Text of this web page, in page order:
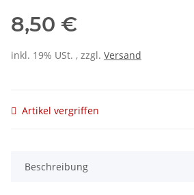
8,50 €
inkl. 19% USt. , zzgl. Versand
Artikel vergriffen
Beschreibung